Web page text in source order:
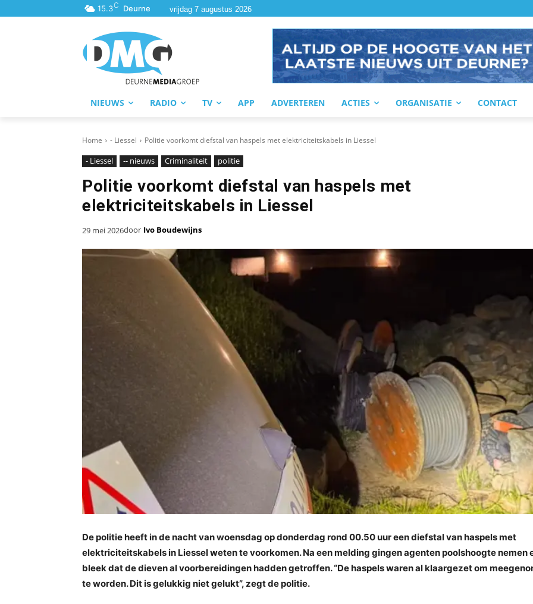
15.3C Deurne vrijdag 7 augustus 2026
NIEUWS RADIO TV APP ADVERTEREN ACTIES ORGANISATIE CONTACT
Home - Liessel Politie voorkomt diefstal van haspels met elektriciteitskabels in Liessel
- Liessel -- nieuws Criminaliteit politie
Politie voorkomt diefstal van haspels met
elektriciteitskabels in Liessel
29 mei 2026door Ivo Boudewijns
De politie heeft in de nacht van woensdag op donderdag rond 00.50 uur een diefstal van haspels met
elektriciteitskabels in Liessel weten te voorkomen. Na een melding gingen agenten poolshoogte nemen
bleek dat de dieven al voorbereidingen hadden getroffen. “De haspels waren al klaargezet om
te worden. Dit is gelukkig niet gelukt”, zegt de politie.